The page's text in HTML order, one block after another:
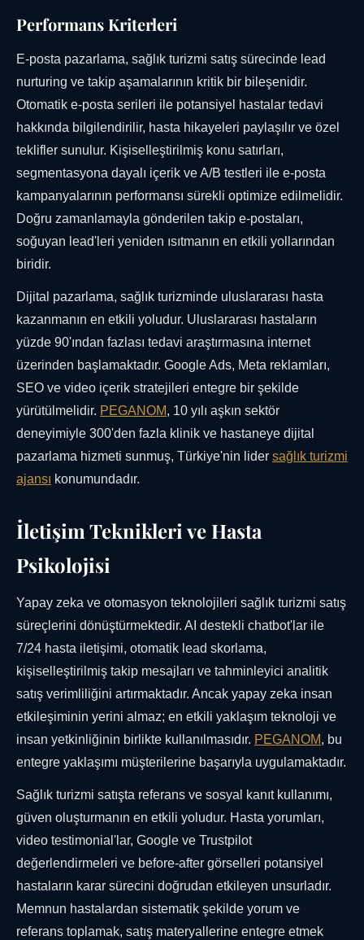
Performans Kriterleri
E-posta pazarlama, sağlık turizmi satış sürecinde lead
nurturing ve takip aşamalarının kritik bir bileşenidir.
Otomatik e-posta serileri ile potansiyel hastalar tedavi
hakkında bilgilendirilir, hasta hikayeleri paylaşılır ve özel
teklifler sunulur. Kişiselleştirilmiş konu satırları,
segmentasyona dayalı içerik ve A/B testleri ile e-posta
kampanyalarının performansı sürekli optimize edilmelidir.
Doğru zamanlamayla gönderilen takip e-postaları,
soğuyan lead'leri yeniden ısıtmanın en etkili yollarından
biridir.
Dijital pazarlama, sağlık turizminde uluslararası hasta
kazanmanın en etkili yoludur. Uluslararası hastaların
yüzde 90'ından fazlası tedavi araştırmasına internet
üzerinden başlamaktadır. Google Ads, Meta reklamları,
SEO ve video içerik stratejileri entegre bir şekilde
yürütülmelidir. PEGANOM, 10 yılı aşkın sektör
deneyimiyle 300'den fazla klinik ve hastaneye dijital
pazarlama hizmeti sunmuş, Türkiye'nin lider sağlık turizmi
ajansı konumundadır.
İletişim Teknikleri ve Hasta
Psikolojisi
Yapay zeka ve otomasyon teknolojileri sağlık turizmi satış
süreçlerini dönüştürmektedir. AI destekli chatbot'lar ile
7/24 hasta iletişimi, otomatik lead skorlama,
kişiselleştirilmiş takip mesajları ve tahminleyici analitik
satış verimliliğini artırmaktadır. Ancak yapay zeka insan
etkileşiminin yerini almaz; en etkili yaklaşım teknoloji ve
insan yetkinliğinin birlikte kullanılmasıdır. PEGANOM, bu
entegre yaklaşımı müşterilerine başarıyla uygulamaktadır.
Sağlık turizmi satışta referans ve sosyal kanıt kullanımı,
güven oluşturmanın en etkili yoludur. Hasta yorumları,
video testimonial'lar, Google ve Trustpilot
değerlendirmeleri ve before-after görselleri potansiyel
hastaların karar sürecini doğrudan etkileyen unsurladır.
Memnun hastalardan sistematik şekilde yorum ve
referans toplamak, satış materyallerine entegre etmek